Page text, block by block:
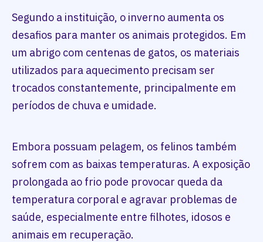
Segundo a instituição, o inverno aumenta os
desafios para manter os animais protegidos. Em
um abrigo com centenas de gatos, os materiais
utilizados para aquecimento precisam ser
trocados constantemente, principalmente em
períodos de chuva e umidade.
Embora possuam pelagem, os felinos também
sofrem com as baixas temperaturas. A exposição
prolongada ao frio pode provocar queda da
temperatura corporal e agravar problemas de
saúde, especialmente entre filhotes, idosos e
animais em recuperação.